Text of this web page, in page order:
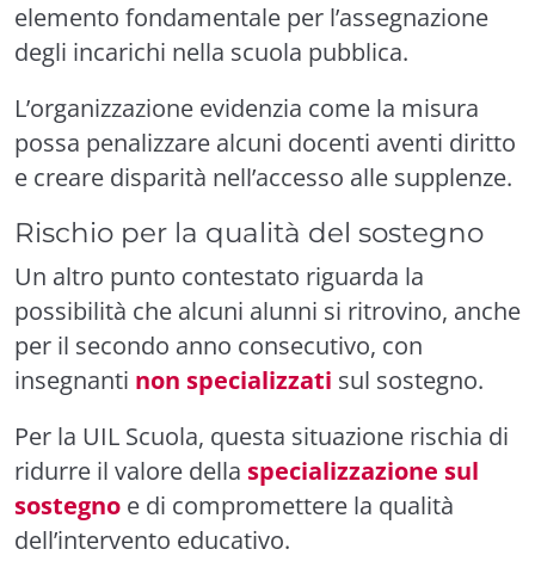
elemento fondamentale per l’assegnazione
degli incarichi nella scuola pubblica.
L’organizzazione evidenzia come la misura
possa penalizzare alcuni docenti aventi diritto
e creare disparità nell’accesso alle supplenze.
Rischio per la qualità del sostegno
Un altro punto contestato riguarda la
possibilità che alcuni alunni si ritrovino, anche
per il secondo anno consecutivo, con
insegnanti non specializzati sul sostegno.
Per la UIL Scuola, questa situazione rischia di
ridurre il valore della specializzazione sul
sostegno e di compromettere la qualità
dell’intervento educativo.